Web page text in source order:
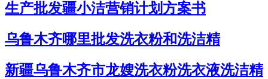
生产批发疆小洁营销计划方案书
乌鲁木齐哪里批发洗衣粉和洗洁精
新疆乌鲁木齐市龙嫂洗衣粉洗衣液洗洁精